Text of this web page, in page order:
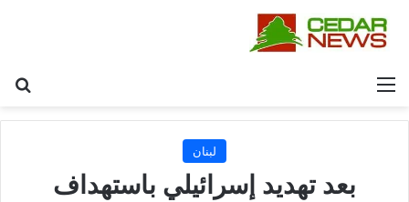
القائمة
لبنان
بعد تهديد إسرائيلي باستهداف